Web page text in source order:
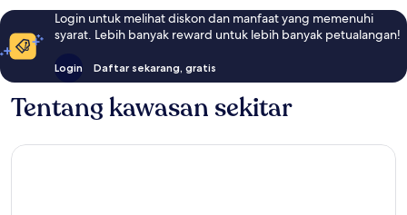
Login untuk melihat diskon dan manfaat yang memenuhi
syarat. Lebih banyak reward untuk lebih banyak petualangan!
Login Daftar sekarang, gratis
Tentang kawasan sekitar